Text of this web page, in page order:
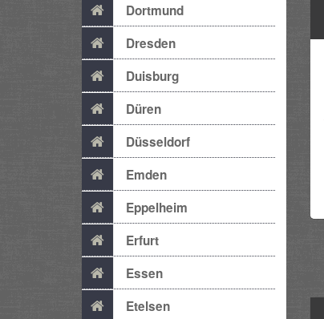
Dortmund
Dresden
Duisburg
Düren
Düsseldorf
Emden
Eppelheim
Erfurt
Essen
Etelsen